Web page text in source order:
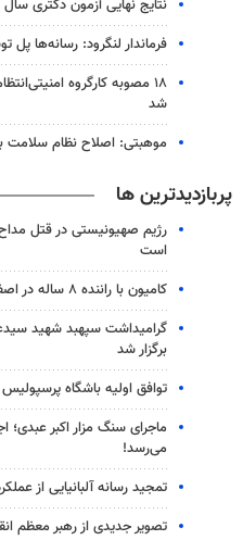
نتایج نهایی آزمون دکتری سال ۱۴۰۵ اواخر مرداد اعلام می شود
فرماندار لنگرود: رسانه‌ها
۱۸ مصوبه کارگروه
شد
موهبتی: اصلاح نظام سلامت
پربازدیدترین ها
رژیم صهیونیستی در قتل
است
کامیون با راننده ۸ ساله در اصفهان توقیف شد
گرامیداشت سپهبد شهید
برگزار شد
توافق اولیه باشگاه
ماجرای سنگ مزار اکبر
می‌رسد!
تمجید رسانه آلبانیایی از
تصویر جدیدی از رهبر معظم